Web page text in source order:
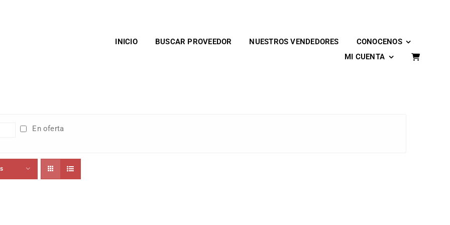
INICIO
BUSCAR PROVEEDOR NUESTROS VENDEDORES
CONOCENOS
MI CUENTA
En oferta